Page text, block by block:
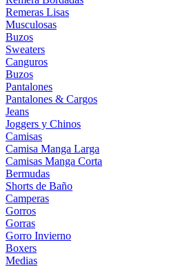
Remeras Lisas
Musculosas
Buzos
Sweaters
Canguros
Buzos
Pantalones
Pantalones & Cargos
Jeans
Joggers y Chinos
Camisas
Camisa Manga Larga
Camisas Manga Corta
Bermudas
Shorts de Baño
Camperas
Gorros
Gorras
Gorro Invierno
Boxers
Medias